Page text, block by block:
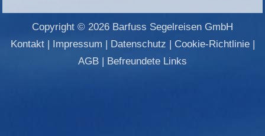
Copyright © 2026 Barfuss Segelreisen GmbH
Kontakt| Impressum Datenschutz Cookie-Richtlinie|
AGB
Befreundete Links